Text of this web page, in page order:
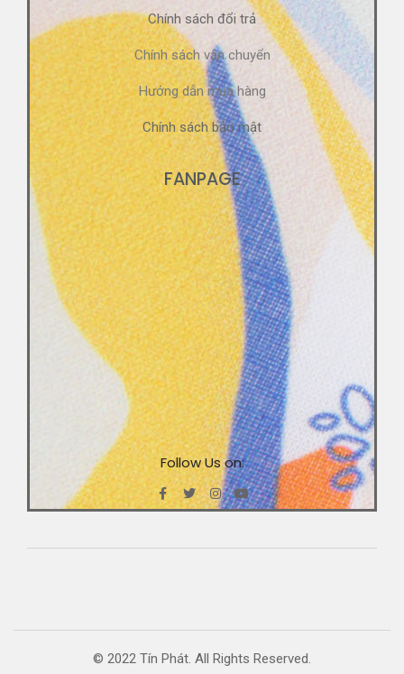
Chính sách đổi trả
Chính sách vận chuyển
Hướng dẫn mua hàng
Chính sách bảo mật
FANPAGE
Follow Us on:
© 2022 Tín Phát. All Rights Reserved.